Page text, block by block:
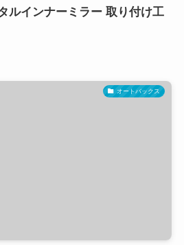
ルインナーミラー 取り付け工
オートバックス